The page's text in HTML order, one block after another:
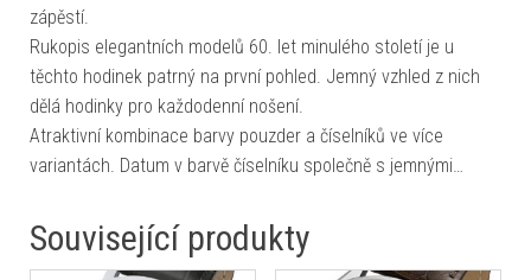
zápěstí.
Rukopis elegantních modelů 60. let minulého století je u
těchto hodinek patrný na první pohled. Jemný vzhled z nich
dělá hodinky pro každodenní nošení.
Atraktivní kombinace barvy pouzder a číselníků ve více
variantách. Datum v barvě číselníku společně s jemnými…
Související produkty